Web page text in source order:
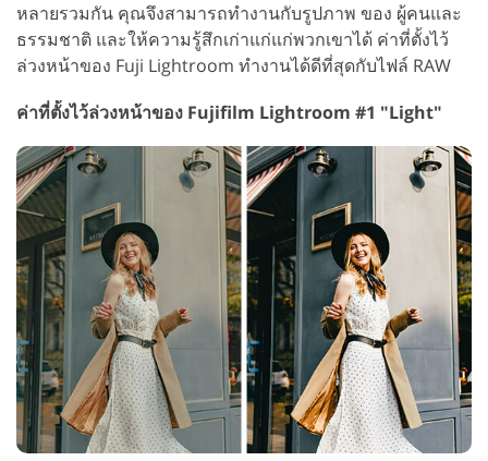
หลายรวมกัน คุณจึงสามารถทำงานกับรูปภาพ ของ ผู้คนและ
ธรรมชาติ และให้ความรู้สึกเก่าแก่แก่พวกเขาได้ ค่าที่ตั้งไว้
ล่วงหน้าของ Fuji Lightroom ทำงานได้ดีที่สุดกับไฟล์ RAW
ค่าที่ตั้งไว้ล่วงหน้าของ Fujifilm Lightroom #1 "Light"